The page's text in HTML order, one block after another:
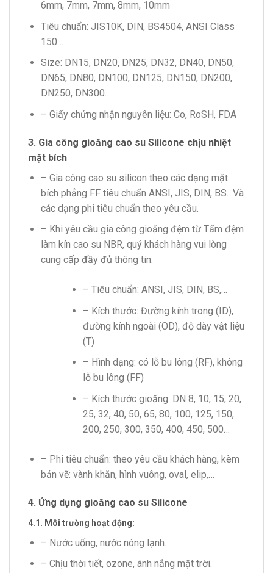
6mm, 7mm, 7mm, 8mm, 10mm
Tiêu chuẩn: JIS10K, DIN, BS4504, ANSI Class
150…
Size: DN15, DN20, DN25, DN32, DN40, DN50,
DN65, DN80, DN100, DN125, DN150, DN200,
DN250, DN300…
– Giấy chứng nhận nguyên liệu: Co, RoSH, FDA
3. Gia công gioăng cao su Silicone chịu nhiệt
mặt bích
– Gia công cao su silicon theo các dạng mặt
bích phẳng FF tiêu chuẩn ANSI, JIS, DIN, BS…Và
các dạng phi tiêu chuẩn theo yêu cầu.
– Khi yêu cầu gia công gioăng đệm từ Tấm đệm
làm kín cao su NBR, quý khách hàng vui lòng
cung cấp đầy đủ thông tin:
– Tiêu chuẩn: ANSI, JIS, DIN, BS,…
– Kích thước: Đường kính trong (ID),
đường kính ngoài (OD), độ dày vật liệu
(T)
– Hình dạng: có lỗ bu lông (RF), không
lỗ bu lông (FF)
– Kích thước gioăng: DN 8, 10, 15, 20,
25, 32, 40, 50, 65, 80, 100, 125, 150,
200, 250, 300, 350, 400, 450, 500…
– Phi tiêu chuẩn: theo yêu cầu khách hàng, kèm
bản vẽ: vành khăn, hình vuông, oval, elip,…
4. Ứng dụng gioăng cao su Silicone
4.1. Môi trường hoạt động:
– Nước uống, nước nóng lạnh.
– Chịu thời tiết, ozone, ánh nắng mặt trời.